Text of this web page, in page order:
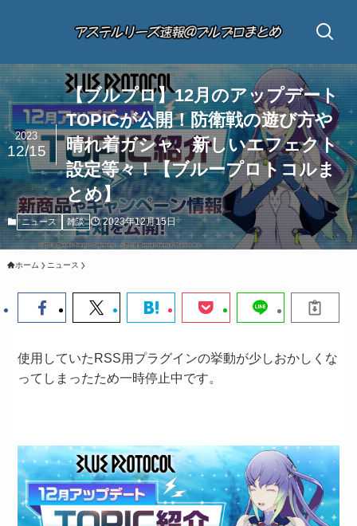
【ブルプロ】12月のアップデート
TOPICが公開！防衛戦の遊び方や
晴れ着ガシャ、新しいエフェクト
設定等々！【ブループロトコルま
とめ】
2023
12/15
ニュース 雑談 2023年12月15日
ホーム ニュース
使用していたRSS用プラグインの挙動が少しおかしくな
ってしまったため一時停止中です。